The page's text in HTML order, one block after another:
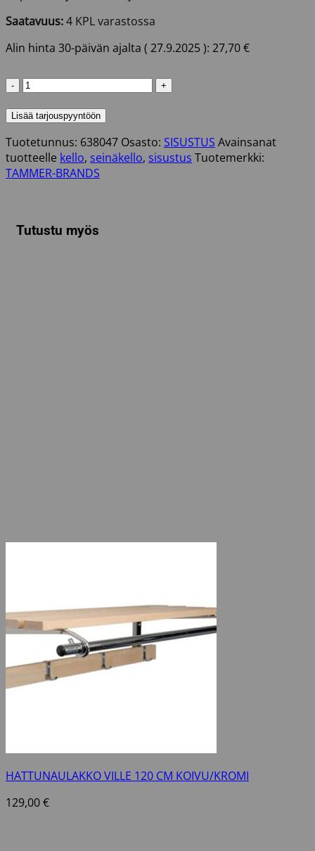
Saatavuus:4 KPL varastossa
Alin hinta 30-päivän ajalta ( 27.9.2025): 27,70€
SEINÄKELLO
50CM
Lisää tarjouspyyntöön
Tuotetunnus: 638047 Osasto: SISUSTUS Avainsanat
tuotteelle kello, seinäkello, sisustus Tuotemerkki:
TAMMER-BRANDS
Tutustu myös
HATTUNAULAKKO VILLE 120 CM KOIVU/KROMI
129,00€